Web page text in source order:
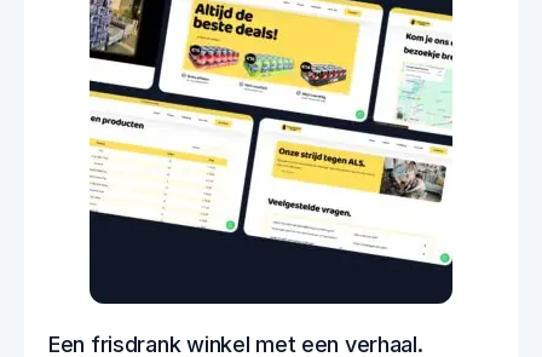
Een frisdrank winkel met een verhaal.